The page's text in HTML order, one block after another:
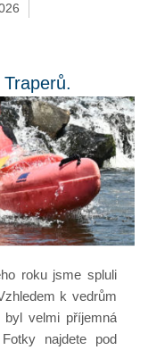
roku jsme spluli
k vedrům
velmi příjemná
najdete pod